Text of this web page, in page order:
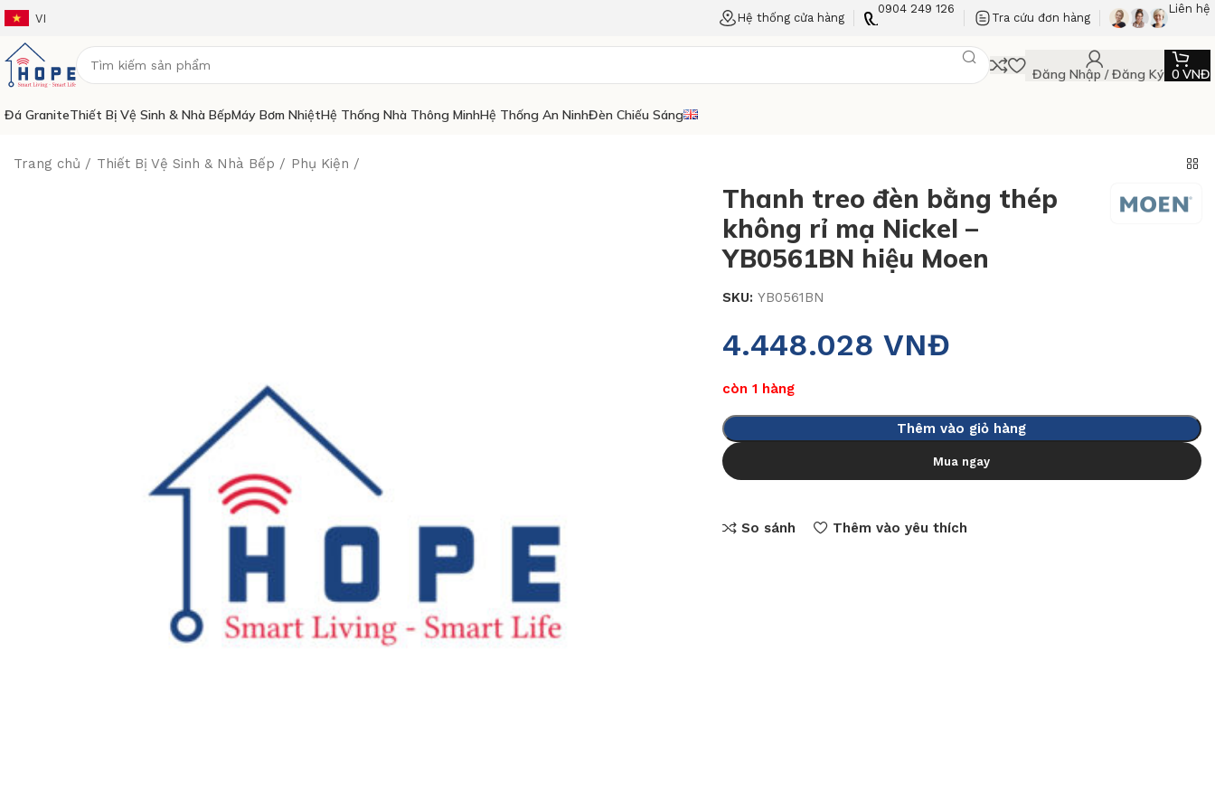
VI Hệ thống cửa hàng
0904 249 126
Tra cứu đơn hàng
Liên hệ
Đăng Nhập / Đăng Ký 0 VNĐ
Đá GraniteThiết Bị Vệ Sinh & Nhà BếpMáy Bơm NhiệtHệ Thống Nhà Thông MinhHệ Thống An NinhĐèn Chiếu Sáng
Trang chủ Thiết Bị Vệ Sinh & Nhà Bếp Phụ Kiện
Thanh treo đèn bằng thép
không rỉ mạ Nickel –
YB0561BN hiệu Moen
SKU: YB0561BN
4.448.028 VNĐ
còn 1 hàng
Thêm vào giỏ hàng
Mua ngay
So sánh Thêm vào yêu thích